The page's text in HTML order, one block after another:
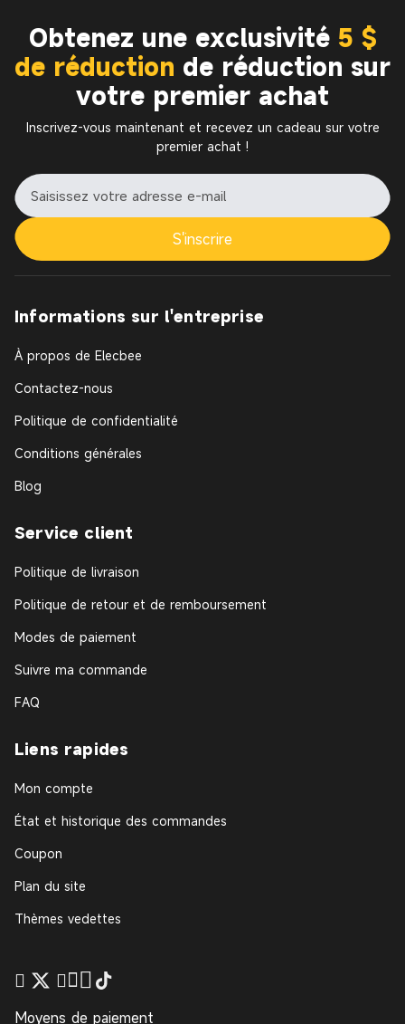
Obtenez une exclusivité 5 $
de réduction de réduction sur
votre premier achat
Inscrivez-vous maintenant et recevez un cadeau sur votre
premier achat !
S'inscrire
Informations sur l'entreprise
À propos de Elecbee
Contactez-nous
Politique de confidentialité
Conditions générales
Blog
Service client
Politique de livraison
Politique de retour et de remboursement
Modes de paiement
Suivre ma commande
FAQ
Liens rapides
Mon compte
État et historique des commandes
Coupon
Plan du site
Thèmes vedettes
Moyens de paiement